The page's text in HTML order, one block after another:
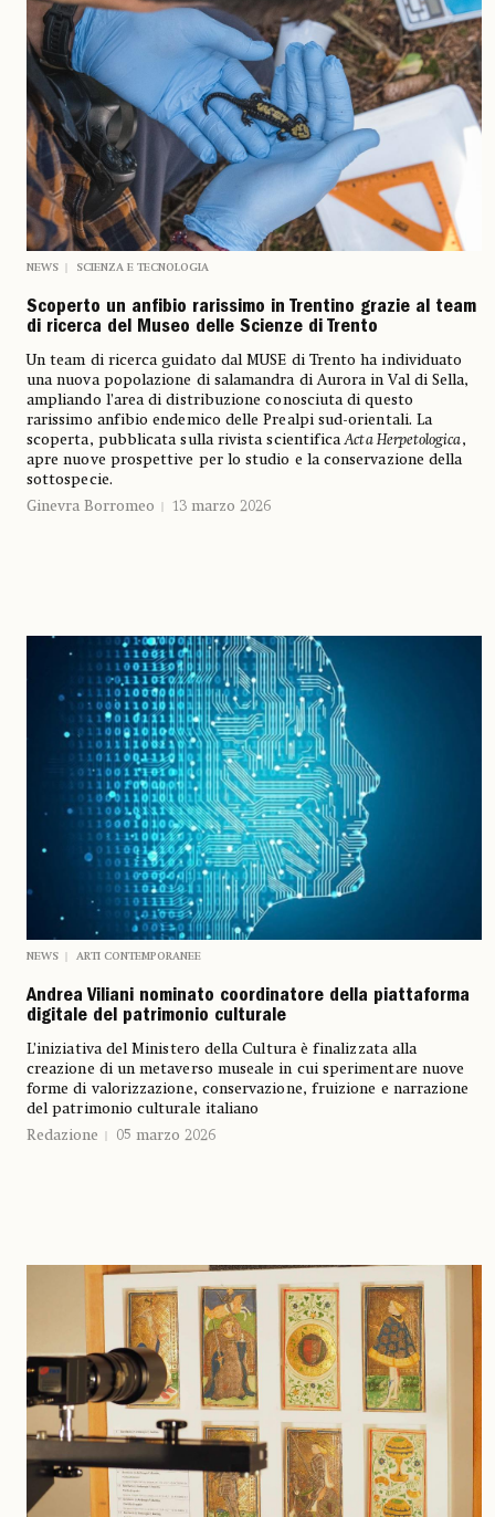
NEWS SCIENZA E TECNOLOGIA
Scoperto un anfibio rarissimo in Trentino grazie al team
di ricerca del Museo delle Scienze di Trento
Un team di ricerca guidato dal MUSE di Trento ha individuato
una nuova popolazione di salamandra di Aurora in Val di Sella,
ampliando l’area di distribuzione conosciuta di questo
rarissimo anfibio endemico delle Prealpi sud-orientali. La
scoperta, pubblicata sulla rivista scientificaActa Herpetologica,
apre nuove prospettive per lo studio e la conservazione della
sottospecie.
Ginevra Borromeo
13 marzo 2026
NEWS ARTI CONTEMPORANEE
Andrea Viliani nominato coordinatore della piattaforma
digitale del patrimonio culturale
L’iniziativa del Ministero della Cultura è finalizzata alla
creazione di un metaverso museale in cui sperimentare nuove
forme di valorizzazione, conservazione, fruizione e narrazione
del patrimonio culturale italiano
Redazione
05 marzo 2026